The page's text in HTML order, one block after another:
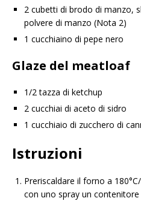
2 cubetti di brodo di manzo,
polvere di manzo (Nota 2)
1 cucchiaino di pepe nero
Glaze del meatloaf
1/2 tazza di ketchup
2 cucchiai di aceto di sidro
1 cucchiaio di zucchero di
Istruzioni
Preriscaldare il forno a
con uno spray un contenitore